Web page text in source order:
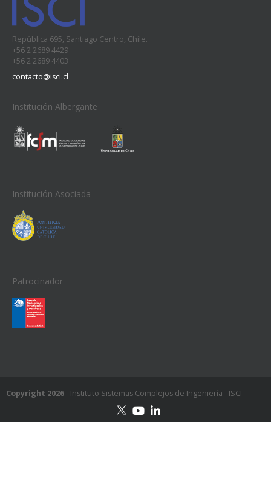
República 695, Santiago Centro, Chile.
+56 2 2689 4429
+56 2 2689 4403
contacto@isci.cl
Institución Albergante
Institución Asociada
Patrocinador
Copyright 2026- Instituto Sistemas Complejos de Ingeniería - ISCI